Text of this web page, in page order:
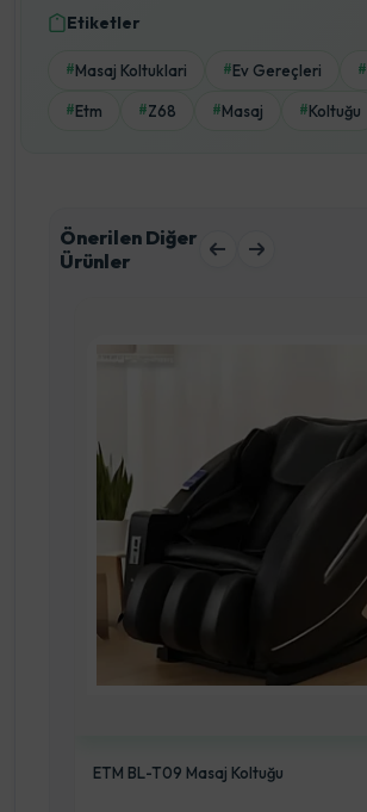
Etiketler
#Masaj Koltuklari #Ev Gereçleri #
#Etm #Z68 #Masaj #Koltuğu
Önerilen Diğer
Ürünler
ETM BL-T09 Masaj Koltuğu